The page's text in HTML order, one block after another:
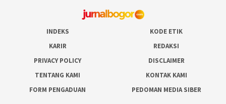
INDEKS
KODE ETIK
KARIR
REDAKSI
PRIVACY POLICY
DISCLAIMER
TENTANG KAMI
KONTAK KAMI
FORM PENGADUAN
PEDOMAN MEDIA SIBER